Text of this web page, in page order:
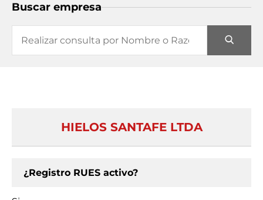
Buscar empresa
HIELOS SANTAFE LTDA
¿Registro RUES activo?